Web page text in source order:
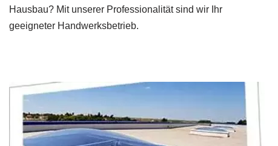
Hausbau? Mit unserer Professionalität sind wir Ihr
geeigneter Handwerksbetrieb.